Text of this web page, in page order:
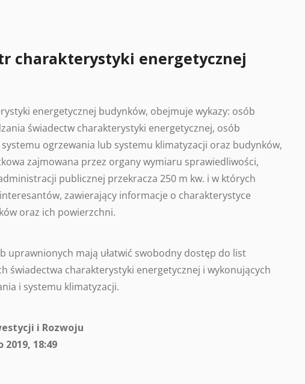
charakterystyki energetycznej
energetycznej budynków, obejmuje wykazy: osób
świadectw charakterystyki energetycznej, osób
ogrzewania lub systemu klimatyzacji oraz budynków,
zajmowana przez organy wymiaru sprawiedliwości,
publicznej przekracza 250 m kw. i w których
zawierający informacje o charakterystyce
oraz ich powierzchni.
uprawnionych mają ułatwić swobodny dostęp do list
świadectwa charakterystyki energetycznej i wykonujących
i systemu klimatyzacji.
i Rozwoju
2019, 18:49